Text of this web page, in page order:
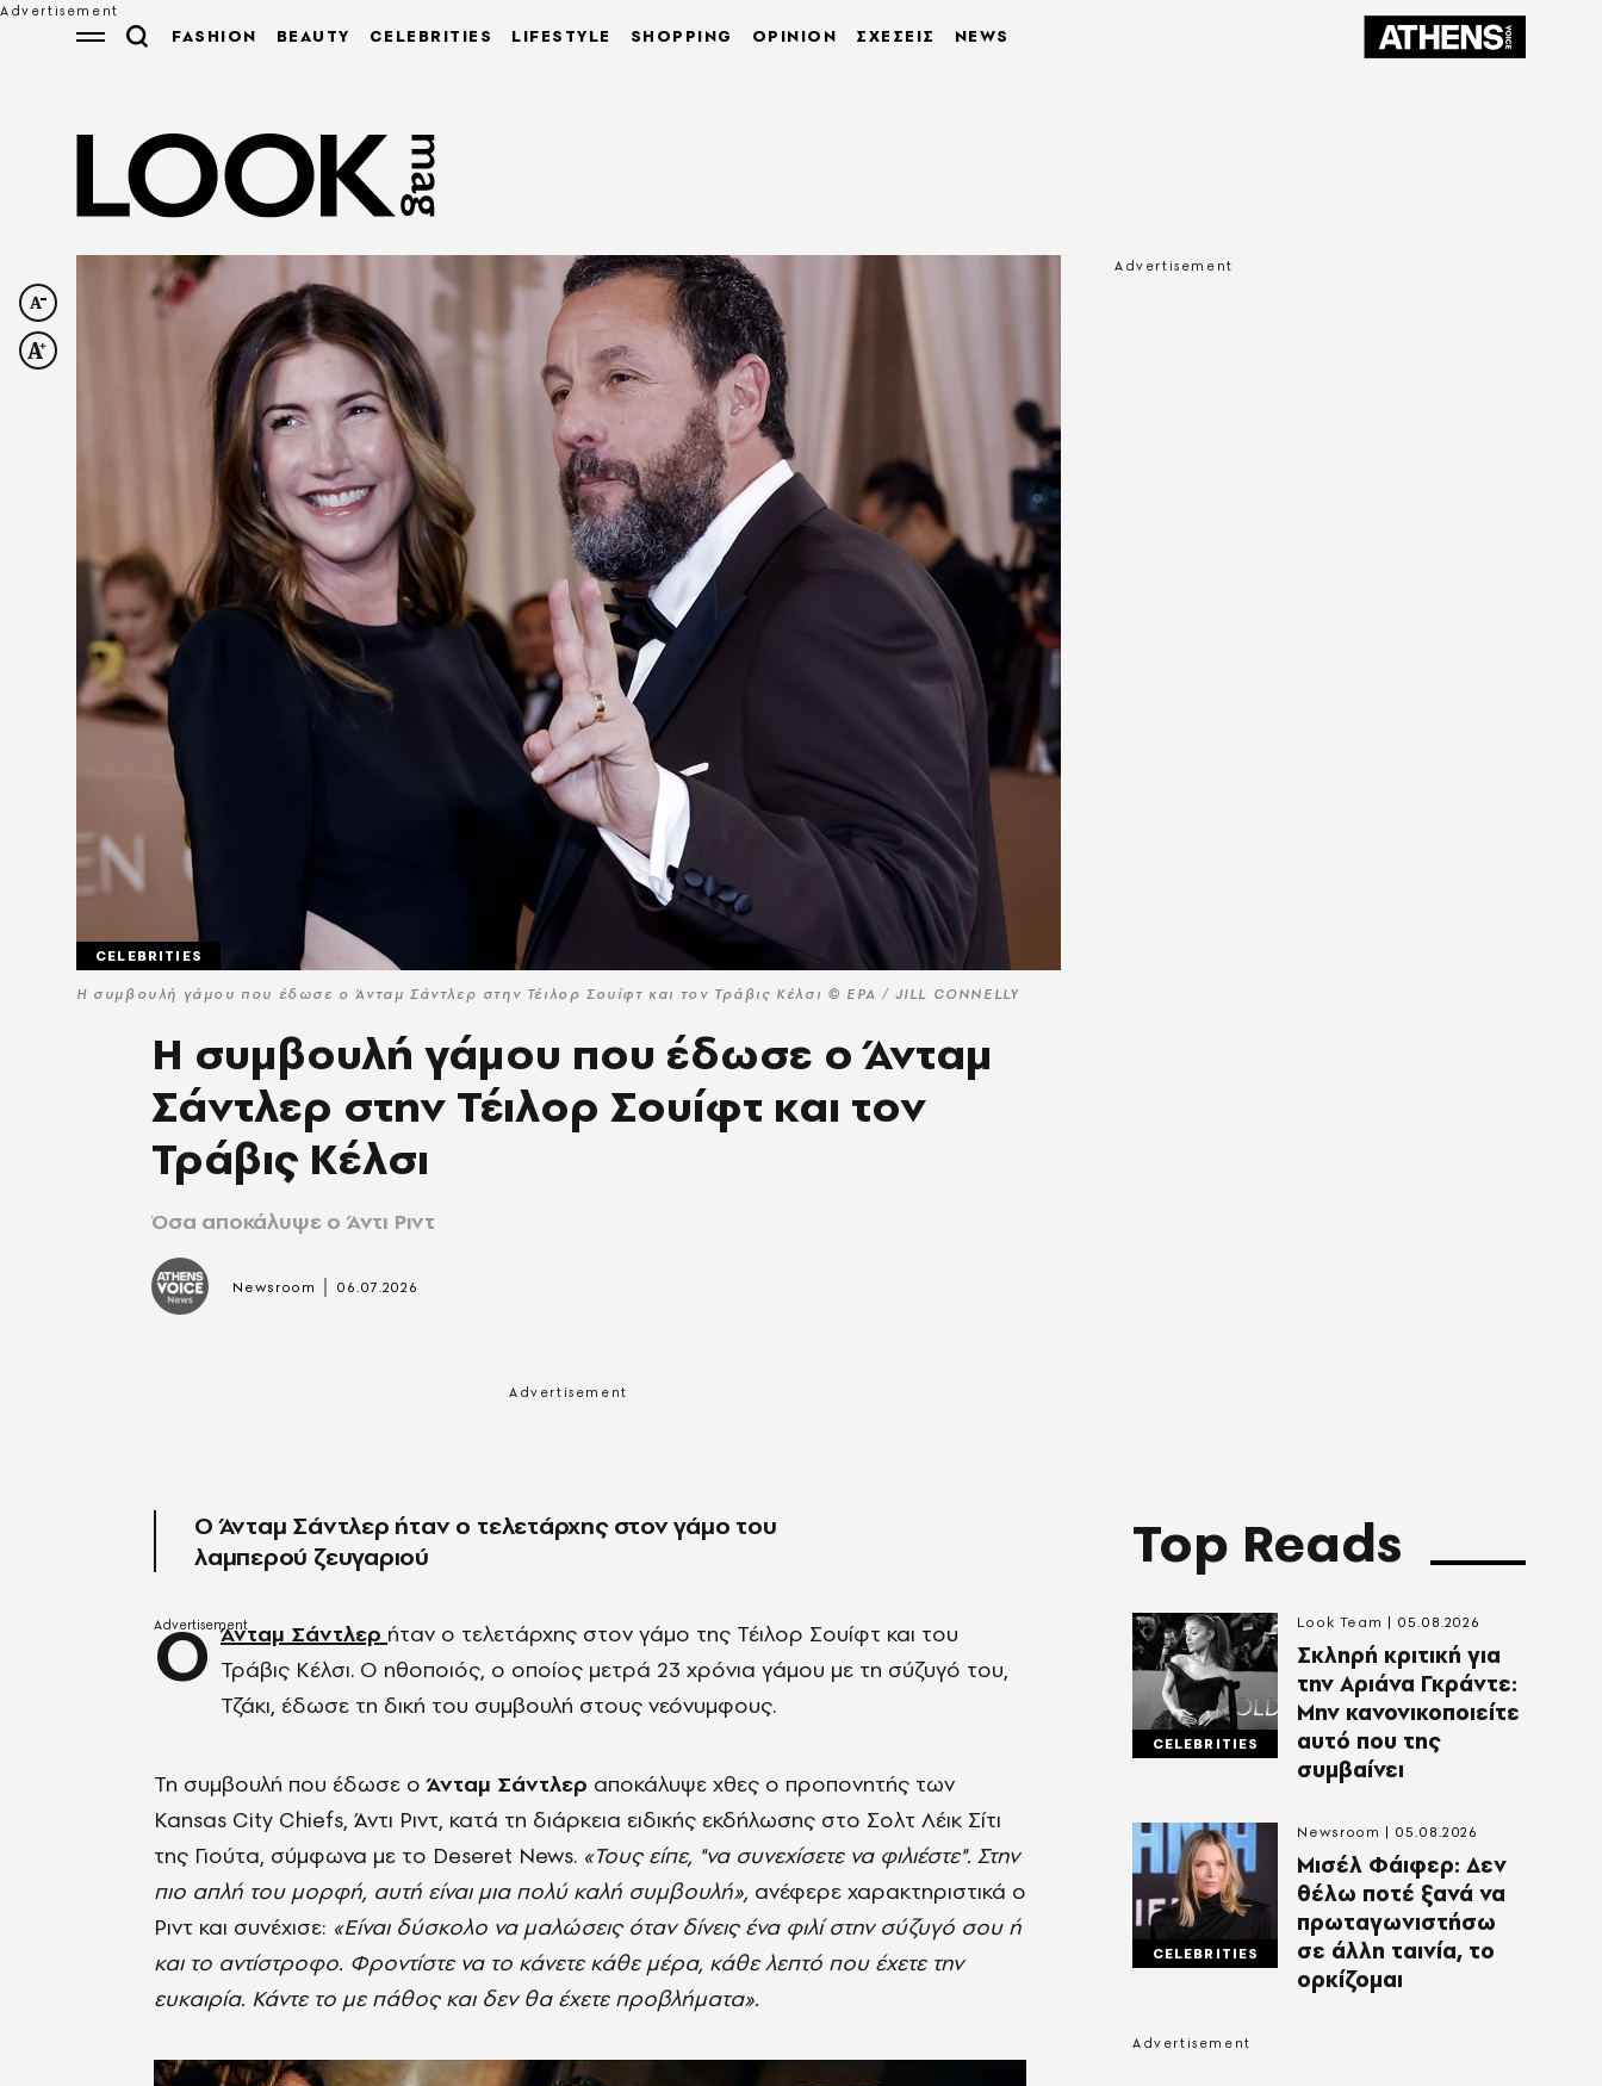
FASHION BEAUTY CELEBRITIES LIFESTYLE SHOPPING OPINION ΣΧΕΣΕΙΣ NEWS
Η συμβουλή γάμου που έδωσε ο Άνταμ Σάντλερ στην Τέιλορ Σουίφτ και τον Τράβις Κέλσι © EPA / JILL CONNELLY
CELEBRITIES
Η συμβουλή γάμου που έδωσε ο Άνταμ
Σάντλερ στην Τέιλορ Σουίφτ και τον
Τράβις Κέλσι
Όσα αποκάλυψε ο Άντι Ριντ
Newsroom 06.07.2026
Ο Άνταμ Σάντλερ ήταν ο τελετάρχης στον γάμο του
λαμπερού ζευγαριού
Ο Άνταμ Σάντλερ ήταν ο τελετάρχης στον γάμο της Τέιλορ Σουίφτ και του
Τράβις Κέλσι. Ο ηθοποιός, ο οποίος μετρά 23 χρόνια γάμου με τη σύζυγό του,
Τζάκι, έδωσε τη δική του συμβουλή στους νεόνυμφους.
Τη συμβουλή που έδωσε οΆνταμ Σάντλερ αποκάλυψε χθες ο προπονητής των
Kansas City Chiefs, Άντι Ριντ, κατά τη διάρκεια ειδικής εκδήλωσης στο Σολτ Λέικ Σίτι
της Γιούτα, σύμφωνα με το Deseret News. «Τους είπε, "να συνεχίσετε να φιλιέστε". Στην
πιο απλή του μορφή, αυτή είναι μια πολύ καλή συμβουλή», ανέφερε χαρακτηριστικά ο
Ριντ και συνέχισε: «Είναι δύσκολο να μαλώσεις όταν δίνεις ένα φιλί στην σύζυγό σου ή
και το αντίστροφο. Φροντίστε να το κάνετε κάθε μέρα, κάθε λεπτό που έχετε την
ευκαιρία. Κάντε το με πάθος και δεν θα έχετε προβλήματα».
Top Reads
CELEBRITIES
Σκληρή κριτική για
την Αριάνα Γκράντε:
Μην κανονικοποιείτε
αυτό που της
συμβαίνει
Look Team 05.08.2026
CELEBRITIES
Μισέλ Φάιφερ: Δεν
θέλω ποτέ ξανά να
πρωταγωνιστήσω
σε άλλη ταινία, το
ορκίζομαι
Newsroom 05.08.2026